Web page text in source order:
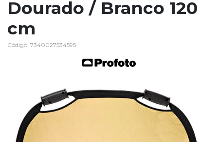
Dourado / Branco 120
cm
Código: 7340027534595